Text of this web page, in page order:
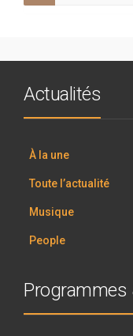
Actualités
À la une
Toute l’actualité
Musique
People
Programmes